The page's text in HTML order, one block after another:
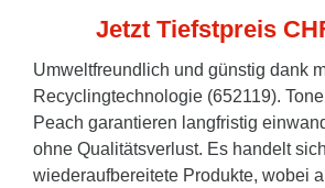
Jetzt Tiefstpreis
Umweltfreundlich und günstig dank
Recyclingtechnologie (652119).
Peach garantieren langfristig
ohne Qualitätsverlust. Es handelt
wiederaufbereitete Produkte, wobei